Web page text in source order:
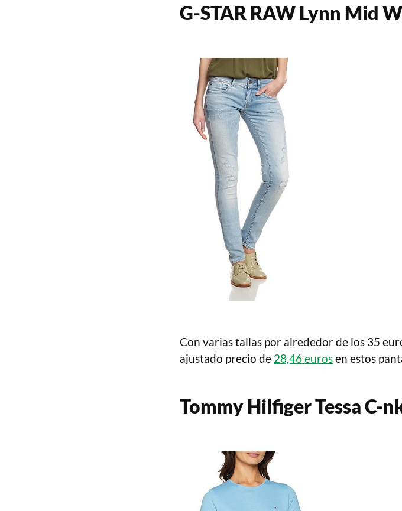
G-STAR RAW Lynn Mid
Con varias tallas por alrededor de los 35
ajustado precio de 28,46 eurosen estos
Tommy Hilfiger Tessa C-